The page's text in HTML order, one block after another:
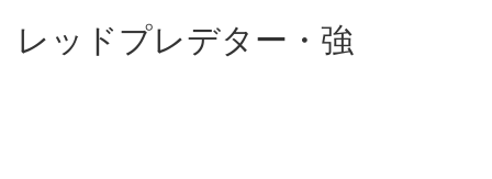
レッドプレデター・強